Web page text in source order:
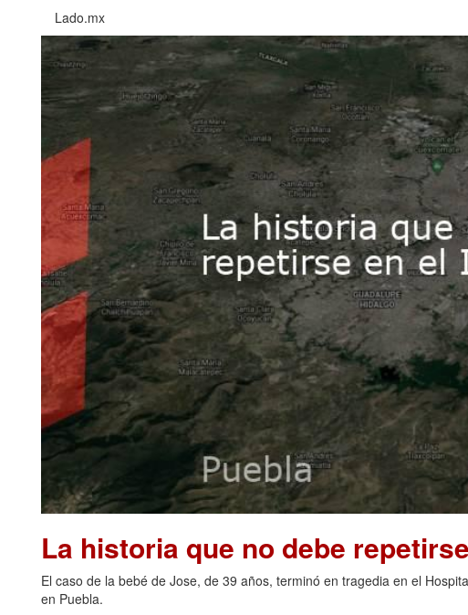
Lado.mx
La historia que no debe
El caso de la bebé de Jose, de 39 años, terminó en tragedia en el
en Puebla.